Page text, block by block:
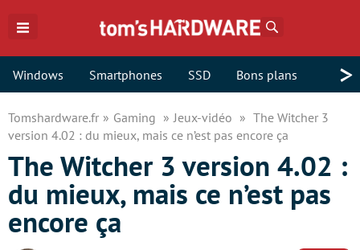
Windows Smartphones SSD Bons plans >
Tomshardware.fr Gaming Jeux-vidéo
The Witcher 3
version 4.02 : du mieux, mais ce n’est pas encore ça
The Witcher 3 version 4.02 :
du mieux, mais ce n’est pas
encore ça